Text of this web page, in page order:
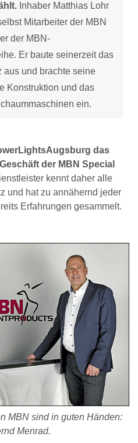
Inhaber Matthias Lohr
Mitarbeiter der MBN
der MBN-
Er baute seinerzeit das
aus und brachte seine
Konstruktion und das
ein.
das
der MBN Special
kennt daher alle
und hat zu annähernd jeder
Erfahrungen gesammelt.
MBN sind in guten Händen:
Menrad.